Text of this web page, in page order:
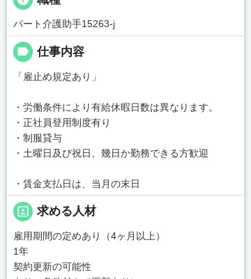
パート介護助手15263-j
label 仕事内容
「雇止め規定あり」
・労働条件により有給休暇日数は異なります。
・正社員登用制度有り
・制服貸与
・土曜日及び祝日、幾日か勤務できる方歓迎
・賃金支払日は、当月の末日
portrait 求める人材
雇用期間の定めあり（4ヶ月以上）
1年
契約更新の可能性